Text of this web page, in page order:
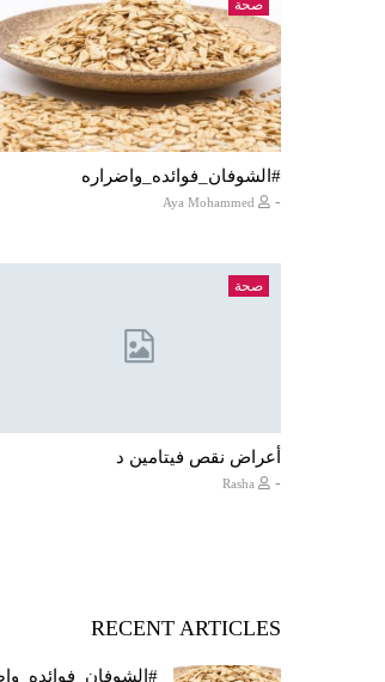
صحة
#الشوفان_فوائده_واضراره
-
صحة
أعراض نقص فيتامين د
-
RECENT ARTICLES